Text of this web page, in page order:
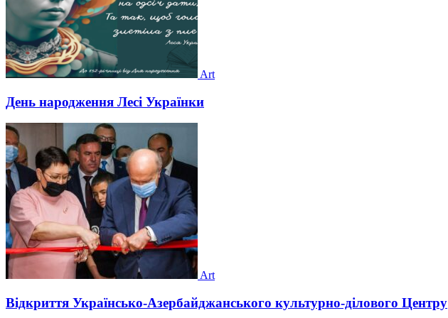
Art
День народження Лесі Українки
Art
Відкриття Українсько-Азербайджанського культурно-ділового Центру